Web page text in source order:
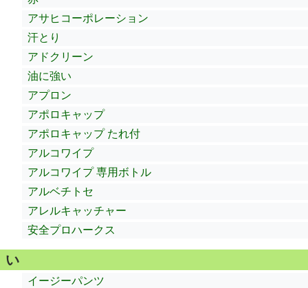
アサヒコーポレーション
汗とり
アドクリーン
油に強い
アプロン
アポロキャップ
アポロキャップ たれ付
アルコワイプ
アルコワイプ 専用ボトル
アルベチトセ
アレルキャッチャー
安全プロハークス
い
イージーパンツ